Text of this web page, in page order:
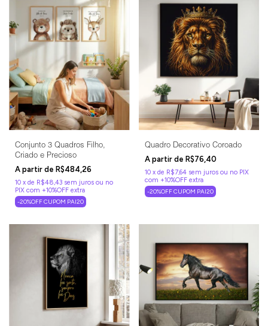
Conjunto 3 Quadros Filho,
Criado e Precioso
R$484,26
10 x de R$48,43 sem juros
-20%OFF CUPOM PAI20
Quadro Decorativo Coroado
R$76,40
10 x de R$7,64 sem juros
-20%OFF CUPOM PAI20